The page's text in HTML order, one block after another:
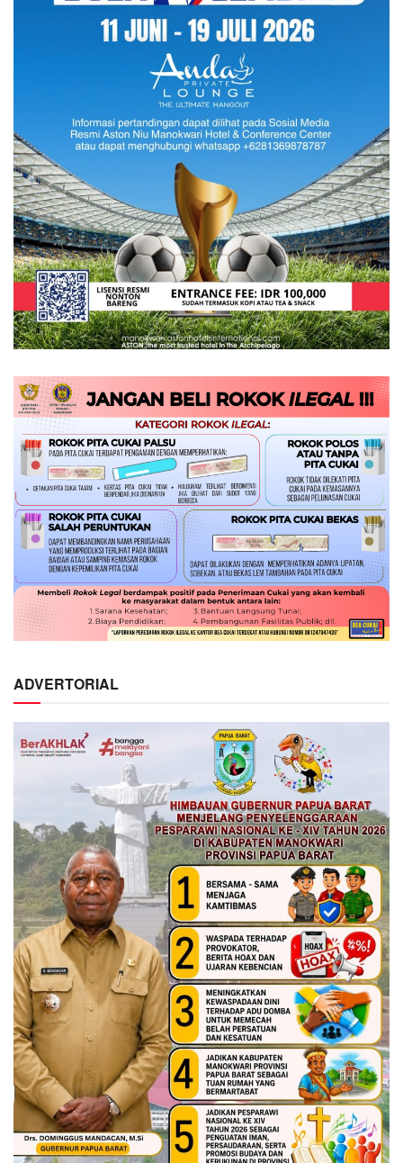
ADVERTORIAL